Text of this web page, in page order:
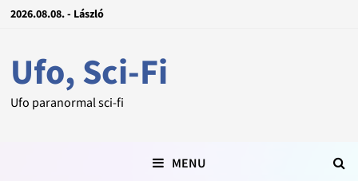
2026.08.08. - László
Ufo, Sci-Fi
Ufo paranormal sci-fi
MENU